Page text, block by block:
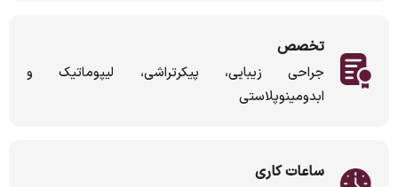
تخصص
جراحی زیبایی، پیکرتراشی، لیپوماتیک و
ابدومینوپلاستی
ساعات کاری